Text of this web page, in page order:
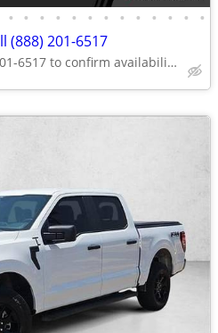
• • • • • • • • • • • • •
(888) 201-6517
Call (888) 201-6517 to confirm availability - May 14th